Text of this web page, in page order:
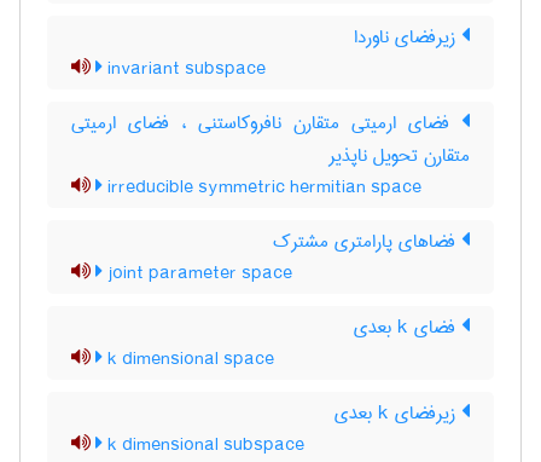
زیرفضای ناوردا
invariant subspace
فضای ارمیتی متقارن نافروکاستنی ، فضای ارمیتی
متقارن تحویل ناپذیر
irreducible symmetric hermitian space
فضاهای پارامتری مشترک
joint parameter space
فضای k بعدی
k dimensional space
زیرفضای k بعدی
k dimensional subspace